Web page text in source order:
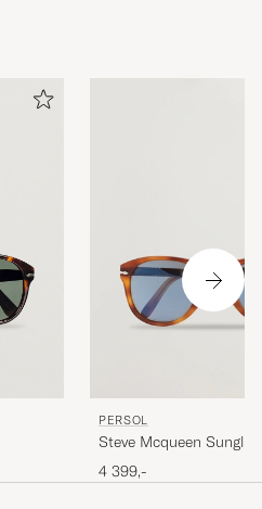
PERSOL
Steve Mcqueen
Havana
4 399,-